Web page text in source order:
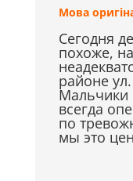
Мова
Сегодня
похоже,
районе
Мальчики
всегда
по
мы это